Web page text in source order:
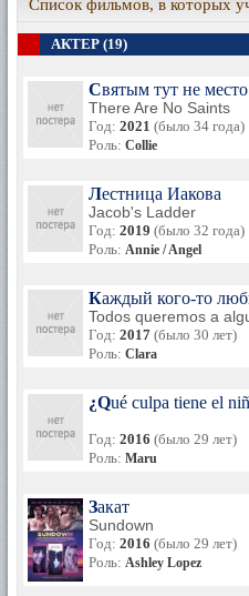
Список фильмов, в которых
АКТЕР (19)
Святым тут не место
There Are No Saints
Год: 2021 (было 34 года)
Роль: Collie
Лестница Иакова
Jacob's Ladder
Год: 2019 (было 32 года)
Роль: Annie / Angel
Каждый кого-то
Todos queremos a
Год: 2017 (было 30 лет)
Роль: Clara
¿Qué culpa tiene el
Год: 2016 (было 29 лет)
Роль: Maru
Закат
Sundown
Год: 2016 (было 29 лет)
Роль: Ashley Lopez